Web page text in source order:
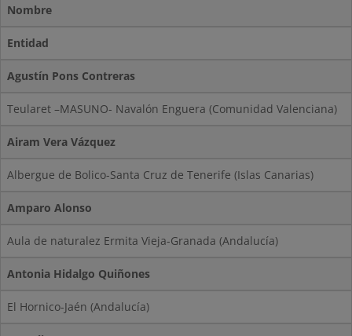
Nombre
Entidad
Agustín Pons Contreras
Teularet –MASUNO- Navalón Enguera (Comunidad Valenciana)
Airam Vera Vázquez
Albergue de Bolico-Santa Cruz de Tenerife (Islas Canarias)
Amparo Alonso
Aula de naturalez Ermita Vieja-Granada (Andalucía)
Antonia Hidalgo Quiñones
El Hornico-Jaén (Andalucía)